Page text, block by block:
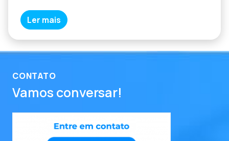
Ler mais
CONTATO
Vamos conversar!